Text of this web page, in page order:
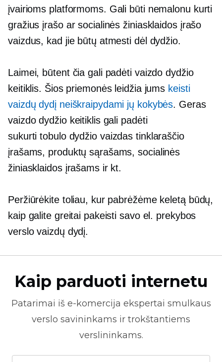
įvairioms platformoms. Gali būti nemalonu kurti
gražius įrašo ar socialinės žiniasklaidos įrašo
vaizdus, ​​​​kad jie būtų atmesti dėl dydžio.
Laimei, būtent čia gali padėti vaizdo dydžio
keitiklis. Šios priemonės leidžia jums keisti
vaizdų dydį neiškraipydami jų kokybės. Geras
vaizdo dydžio keitiklis gali padėti
sukurtitobulo dydžiovaizdas tinklaraščio
įrašams, produktų sąrašams, socialinės
žiniasklaidos įrašams ir kt.
Peržiūrėkite toliau, kur pabrėžėme keletą būdų,
kaip galite greitai pakeisti savo el. prekybos
verslo vaizdų dydį.
Kaip parduoti internetu
Patarimai iš e-komercija ekspertai smulkaus
verslo savininkams ir trokštantiems
verslininkams.